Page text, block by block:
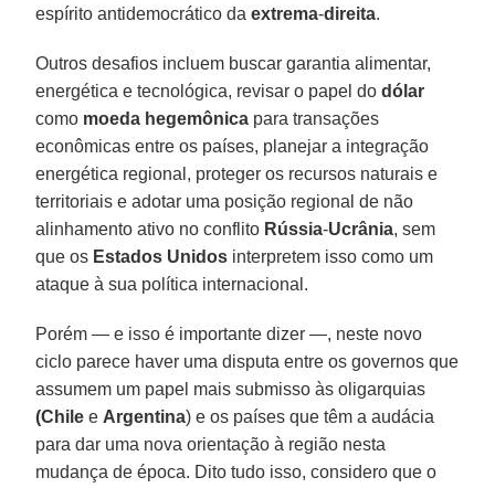
espírito antidemocrático daextrema-direita.
Outros desafios incluem buscar garantia alimentar,
energética e tecnológica, revisar o papel dodólar
como moeda hegemônica para transações
econômicas entre os países, planejar a integração
energética regional, proteger os recursos naturais e
territoriais e adotar uma posição regional de não
alinhamento ativo no conflito Rússia-Ucrânia, sem
que os Estados Unidos interpretem isso como um
ataque à sua política internacional.
Porém — e isso é importante dizer —, neste novo
ciclo parece haver uma disputa entre os governos que
assumem um papel mais submisso às oligarquias
(Chile e Argentina) e os países que têm a audácia
para dar uma nova orientação à região nesta
mudança de época. Dito tudo isso, considero que o